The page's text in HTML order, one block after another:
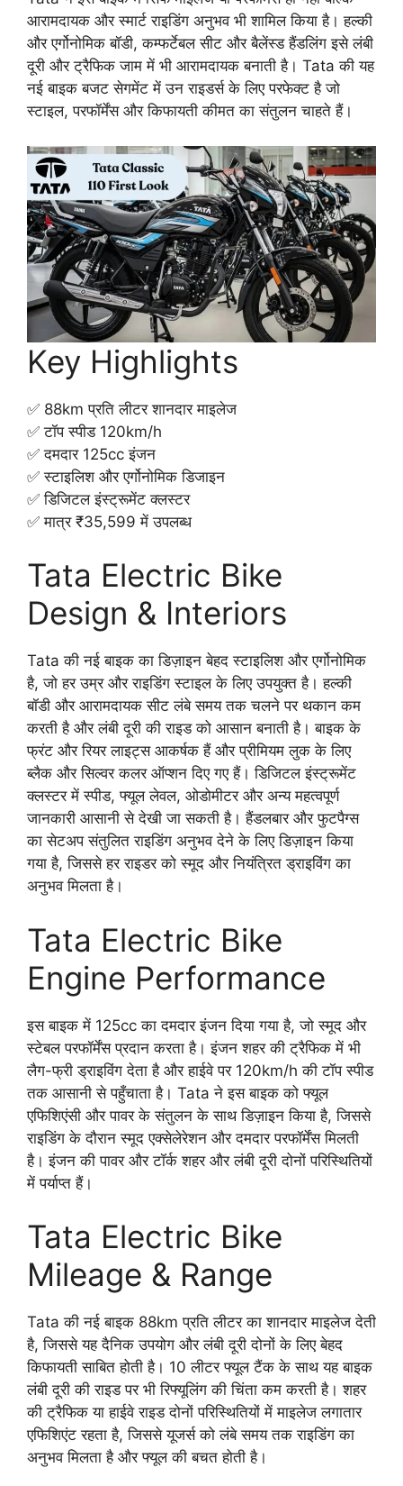
आरामदायक और स्मार्ट राइडिंग अनुभव भी शामिल किया है। हल्की
और एर्गोनोमिक बॉडी, कम्फर्टेबल सीट और बैलेंस्ड हैंडलिंग इसे लंबी
दूरी और ट्रैफिक जाम में भी आरामदायक बनाती है। Tata की यह
नई बाइक बजट सेगमेंट में उन राइडर्स के लिए परफेक्ट है जो
स्टाइल, परफॉर्मेंस और किफायती कीमत का संतुलन चाहते हैं।
Key Highlights
✅ 88km प्रति लीटर शानदार माइलेज
✅ टॉप स्पीड 120km/h
✅ दमदार 125cc इंजन
✅ स्टाइलिश और एर्गोनोमिक डिजाइन
✅ डिजिटल इंस्ट्रूमेंट क्लस्टर
✅ मात्र ₹35,599 में उपलब्ध
Tata Electric Bike
Design & Interiors
Tata की नई बाइक का डिज़ाइन बेहद स्टाइलिश और एर्गोनोमिक
है, जो हर उम्र और राइडिंग स्टाइल के लिए उपयुक्त है। हल्की
बॉडी और आरामदायक सीट लंबे समय तक चलने पर थकान कम
करती है और लंबी दूरी की राइड को आसान बनाती है। बाइक के
फ्रंट और रियर लाइट्स आकर्षक हैं और प्रीमियम लुक के लिए
ब्लैक और सिल्वर कलर ऑप्शन दिए गए हैं। डिजिटल इंस्ट्रूमेंट
क्लस्टर में स्पीड, फ्यूल लेवल, ओडोमीटर और अन्य महत्वपूर्ण
जानकारी आसानी से देखी जा सकती है। हैंडलबार और फुटपैग्स
का सेटअप संतुलित राइडिंग अनुभव देने के लिए डिज़ाइन किया
गया है, जिससे हर राइडर को स्मूद और नियंत्रित ड्राइविंग का
अनुभव मिलता है।
Tata Electric Bike
Engine Performance
इस बाइक में 125cc का दमदार इंजन दिया गया है, जो स्मूद और
स्टेबल परफॉर्मेंस प्रदान करता है। इंजन शहर की ट्रैफिक में भी
लैग-फ्री ड्राइविंग देता है और हाईवे पर 120km/h की टॉप स्पीड
तक आसानी से पहुँचाता है। Tata ने इस बाइक को फ्यूल
एफिशिएंसी और पावर के संतुलन के साथ डिज़ाइन किया है, जिससे
राइडिंग के दौरान स्मूद एक्सेलेरेशन और दमदार परफॉर्मेंस मिलती
है। इंजन की पावर और टॉर्क शहर और लंबी दूरी दोनों परिस्थितियों
में पर्याप्त हैं।
Tata Electric Bike
Mileage & Range
Tata की नई बाइक 88km प्रति लीटर का शानदार माइलेज देती
है, जिससे यह दैनिक उपयोग और लंबी दूरी दोनों के लिए बेहद
किफायती साबित होती है। 10 लीटर फ्यूल टैंक के साथ यह बाइक
लंबी दूरी की राइड पर भी रिफ्यूलिंग की चिंता कम करती है। शहर
की ट्रैफिक या हाईवे राइड दोनों परिस्थितियों में माइलेज लगातार
एफिशिएंट रहता है, जिससे यूजर्स को लंबे समय तक राइडिंग का
अनुभव मिलता है और फ्यूल की बचत होती है।